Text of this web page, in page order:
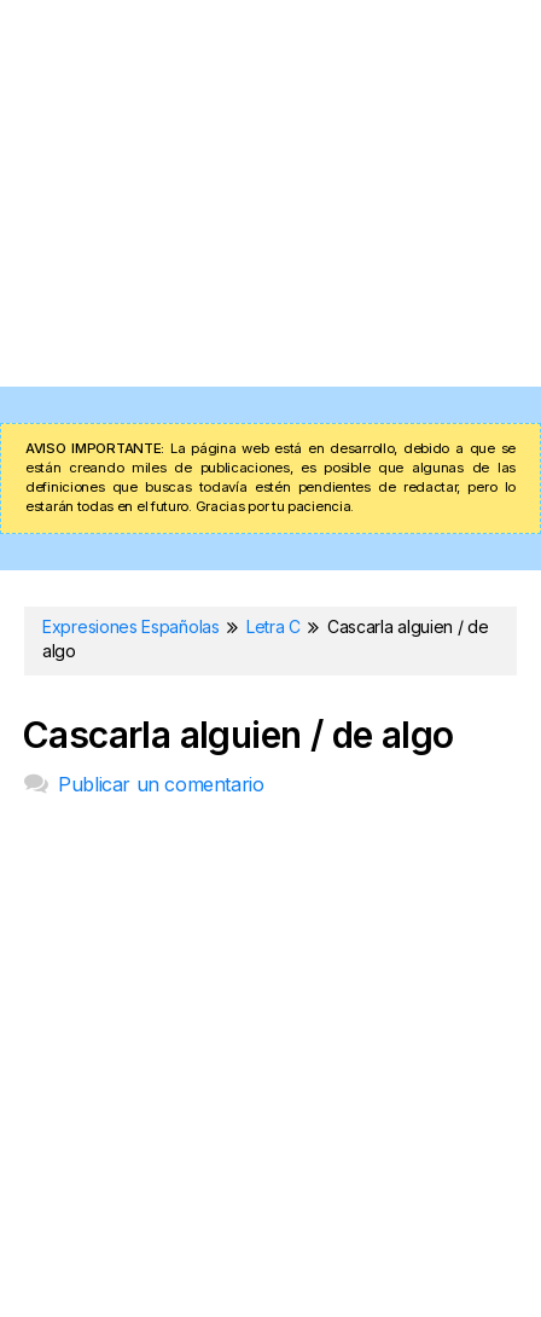
AVISO IMPORTANTE: La página web está en desarrollo, debido a que se
están creando miles de publicaciones, es posible que algunas de las
definiciones que buscas todavía estén pendientes de redactar, pero lo
estarán todas en el futuro. Gracias por tu paciencia.
Expresiones Españolas Letra C
Cascarla alguien / de
algo
Cascarla alguien / de algo
Publicar un comentario